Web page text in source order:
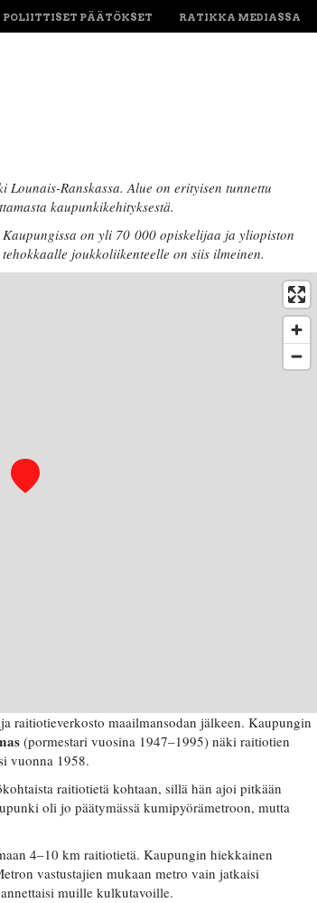
POLIITTISET PÄÄTÖKSET RATIKKA MEDIASSA
Ranskassa. Alue on erityisen tunnettu
kaupunkikehityksestä.
on yli 70 000 opiskelijaa ja yliopiston
joukkoliikenteelle on siis ilmeinen.
raitiotieverkosto maailmansodan jälkeen. Kaupungin
(pormestari vuosina 1947–1995) näki raitiotien
vuonna 1958.
raitiotietä kohtaan, sillä hän ajoi pitkään
oli jo päätymässä kumipyörämetroon, mutta
4–10 km raitiotietä. Kaupungin hiekkainen
vastustajien mukaan metro vain jatkaisi
muille kulkutavoille.